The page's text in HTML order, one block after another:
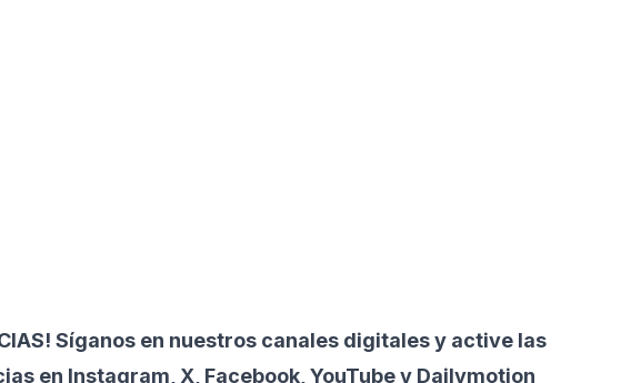
Síganos en nuestros canales digitales y active las
en Instagram, X, Facebook, YouTube y Dailymotion